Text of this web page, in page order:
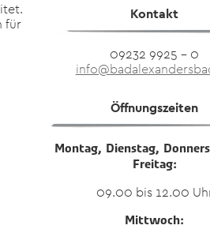
für
Kontakt
09232 9925 – 0
Öffnungszeiten
Montag, Dienstag,
Freitag:
09.00 bis 12.00
Mittwoch: